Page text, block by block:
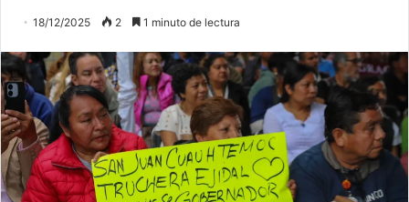
18/12/2025 2 1 minuto de lectura